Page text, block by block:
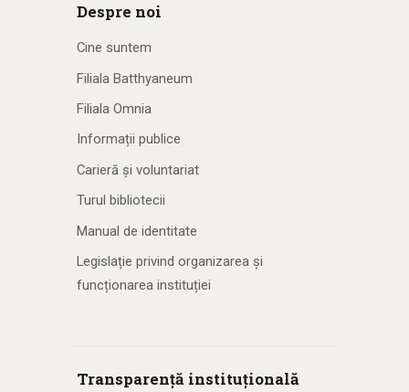
Despre noi
Cine suntem
Filiala Batthyaneum
Filiala Omnia
Informații publice
Carieră și voluntariat
Turul bibliotecii
Manual de identitate
Legislație privind organizarea și
funcționarea instituției
Transparență instituțională